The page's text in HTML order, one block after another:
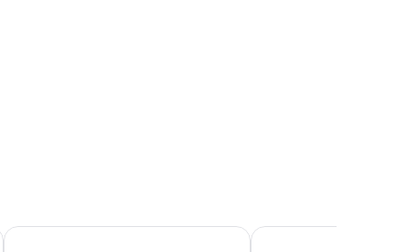
B&B HOTEL Imperia Rossini al Teatro La Dolce Vita